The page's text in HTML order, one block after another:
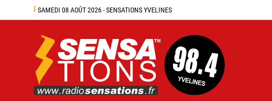
SAMEDI 08 AOÛT 2026 - SENSATIONS YVELINES